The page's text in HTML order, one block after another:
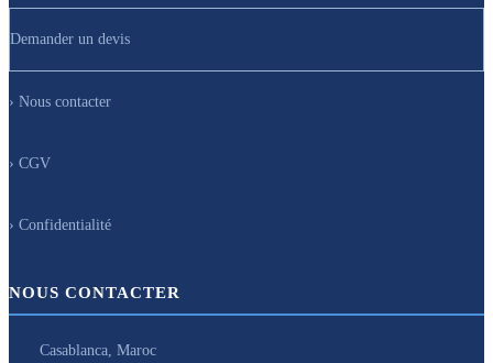
Demander un devis
› Nous contacter
› CGV
› Confidentialité
NOUS CONTACTER
Casablanca, Maroc